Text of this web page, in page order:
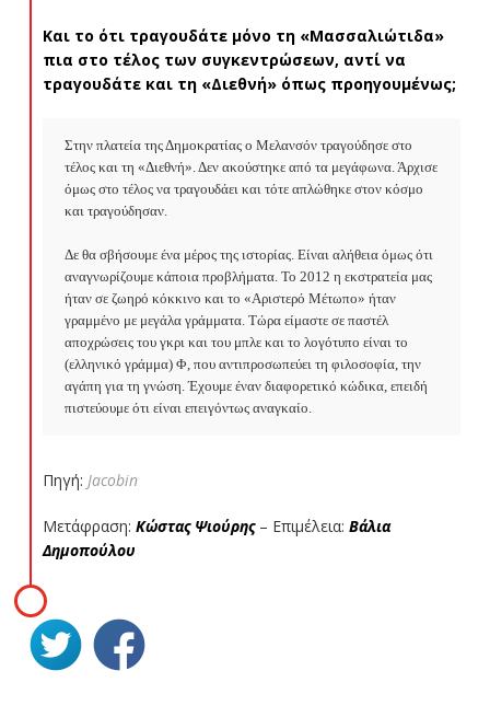
Και το ότι τραγουδάτε μόνο τη «Μασσαλιώτιδα»
πια στο τέλος των συγκεντρώσεων, αντί να
τραγουδάτε και τη «Διεθνή» όπως προηγουμένως;
Στην πλατεία της Δημοκρατίας ο Μελανσόν τραγούδησε στο
τέλος και τη «Διεθνή». Δεν ακούστηκε από τα μεγάφωνα. Άρχισε
όμως στο τέλος να τραγουδάει και τότε απλώθηκε στον κόσμο
και τραγούδησαν.
Δε θα σβήσουμε ένα μέρος της ιστορίας. Είναι αλήθεια όμως ότι
αναγνωρίζουμε κάποια προβλήματα. Το 2012 η εκστρατεία μας
ήταν σε ζωηρό κόκκινο και το «Αριστερό Μέτωπο» ήταν
γραμμένο με μεγάλα γράμματα. Τώρα είμαστε σε παστέλ
αποχρώσεις του γκρι και του μπλε και το λογότυπο είναι το
(ελληνικό γράμμα) Φ, που αντιπροσωπεύει τη φιλοσοφία, την
αγάπη για τη γνώση. Έχουμε έναν διαφορετικό κώδικα, επειδή
πιστεύουμε ότι είναι επειγόντως αναγκαίο.
Πηγή: Jacobin
Μετάφραση: Κώστας Ψιούρης– Επιμέλεια: Βάλια
Δημοπούλου